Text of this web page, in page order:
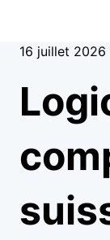
16 juillet 2026